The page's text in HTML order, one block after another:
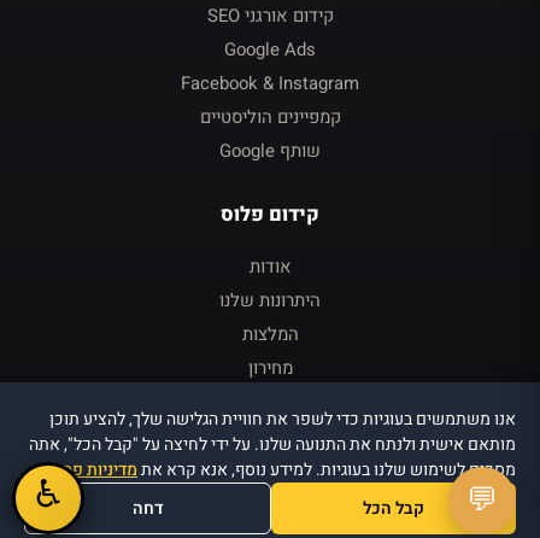
קידום אורגני SEO
Google Ads
Facebook & Instagram
קמפיינים הוליסטיים
שותף Google
קידום פלוס
אודות
היתרונות שלנו
המלצות
מחירון
כניסה ללקוחות
© 2026 קידום פלוס · וויזואל טרי די בע״מ · כל הזכויות שמורות
אנו משתמשים בעוגיות כדי לשפר את חוויית הגלישה שלך, להציע תוכן
מותאם אישית ולנתח את התנועה שלנו. על ידי לחיצה על "קבל הכל", אתה
מסכים לשימוש שלנו בעוגיות. למידע נוסף, אנא קרא אתמדיניות פרטיות.
קבל הכל
דחה ♿ 💬